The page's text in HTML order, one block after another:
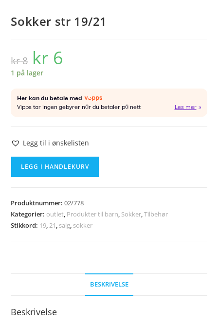
Sokker str 19/21
kr8
Opprinnelig
pris
var:
kr 8.
kr 6
1 på lager
Legg til i ønskelisten
antall
LEGG I HANDLEKURV
Produktnummer:02/778
Kategorier: outlet, Produkter til barn, Sokker,Tilbehør
Stikkord: 19,21, salg, sokker
BESKRIVELSE
Beskrivelse